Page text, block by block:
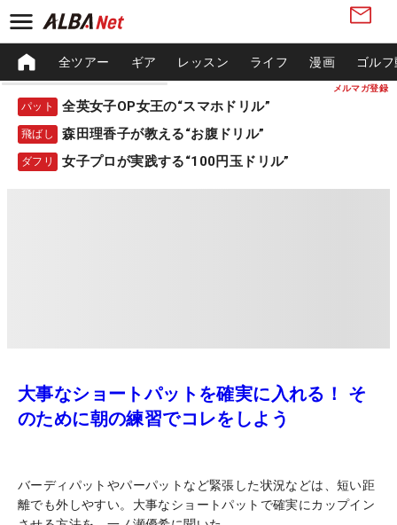
メルマガ登録
全ツアー ギア レッスン ライフ 漫画 ゴル
パット 全英女子OP女王の“スマホドリル”
飛ばし 森田理香子が教える“お腹ドリル”
ダフリ 女子プロが実践する“100円玉ドリル”
大事なショートパットを確実に入れる！ そ
のために朝の練習でコレをしよう
バーディパットやパーパットなど緊張した状況などは、短い距
離でも外しやすい。大事なショートパットで確実にカップイン